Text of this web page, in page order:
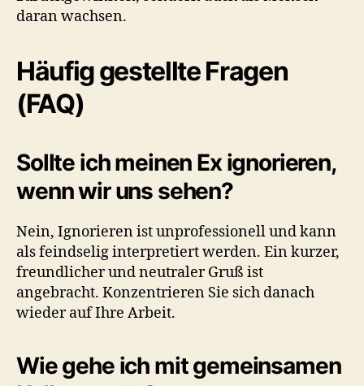
daran wachsen.
Häufig gestellte Fragen
(FAQ)
Sollte ich meinen Ex ignorieren,
wenn wir uns sehen?
Nein, Ignorieren ist unprofessionell und kann
als feindselig interpretiert werden. Ein kurzer,
freundlicher und neutraler Gruß ist
angebracht. Konzentrieren Sie sich danach
wieder auf Ihre Arbeit.
Wie gehe ich mit gemeinsamen